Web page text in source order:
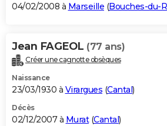
04/02/2008 à Marseille (Bouches-du-
Jean FAGEOL (77 ans)
Créer une cagnotte obsèques
Naissance
23/03/1930 à Virargues (Cantal)
Décès
02/12/2007 à Murat(Cantal)